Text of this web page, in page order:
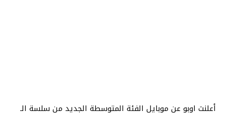
أعلنت اوبو عن موبايل الفئة المتوسطة الجديد من سلسة الـ